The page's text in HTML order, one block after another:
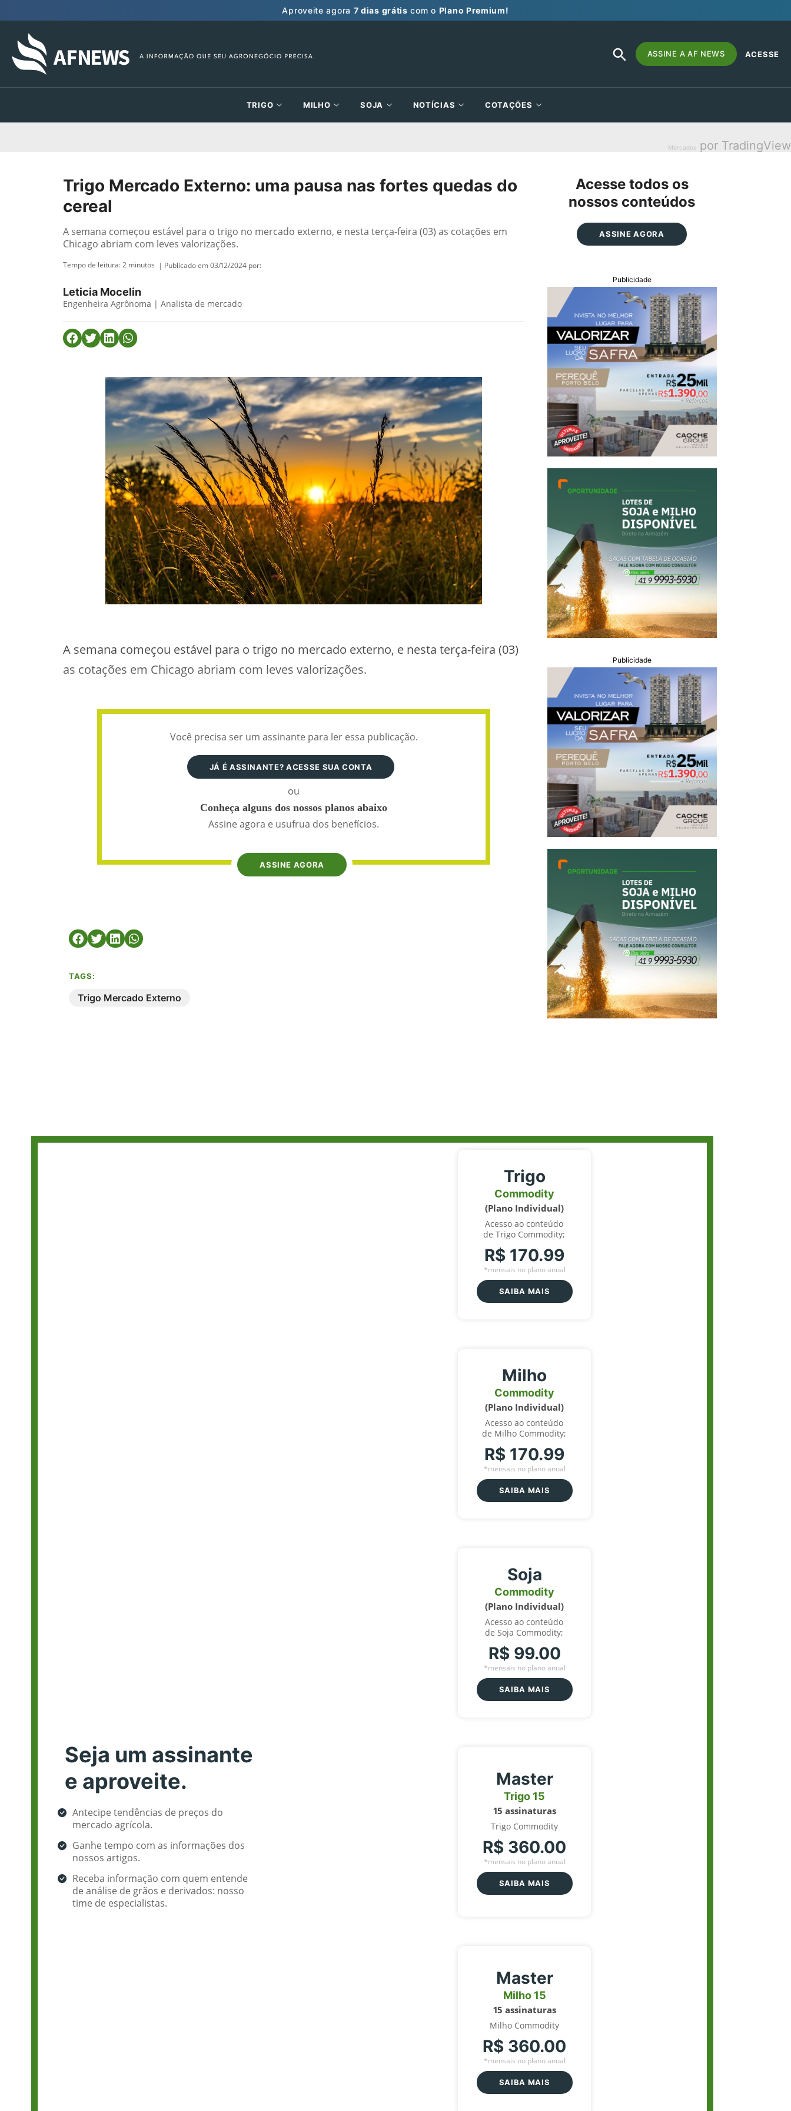
Aproveite agora 7 dias grátis com o Plano Premium!
Search
for:
SEARCH
BUTTON
ASSINE A AF NEWS ACESSE
TRIGO MILHO SOJA NOTÍCIAS COTAÇÕES
Mercados por TradingView
Trigo Mercado Externo: uma pausa nas fortes quedas do
cereal
A semana começou estável para o trigo no mercado externo, e nesta terça-feira (03) as cotações em
Chicago abriam com leves valorizações.
Tempo de leitura:2 minutos | Publicado em 03/12/2024 por:
Leticia Mocelin
Engenheira Agrônoma | Analista de mercado
A semana começou estável para o trigo no mercado externo, e nesta terça-feira (03)
as cotações em Chicago abriam com leves valorizações.
Você precisa ser um assinante para ler essa publicação.
JÁ É ASSINANTE? ACESSE SUA CONTA
ou
Conheça alguns dos nossos planos abaixo
Assine agora e usufrua dos benefícios.
ASSINE AGORA
TAGS:
Trigo Mercado Externo
Acesse todos os
nossos conteúdos
ASSINE AGORA
Publicidade
Publicidade
Seja um assinante
e aproveite.
Antecipe tendências de preços do
mercado agrícola.
Ganhe tempo com as informações dos
nossos artigos.
Receba informação com quem entende
de análise de grãos e derivados: nosso
time de especialistas.
Trigo
Commodity
(Plano Individual)
Acesso ao conteúdo
de Trigo Commodity;
R$ 170.99
*mensais no plano anual
SAIBA MAIS
Milho
Commodity
(Plano Individual)
Acesso ao conteúdo
de Milho Commodity;
R$ 170.99
*mensais no plano anual
SAIBA MAIS
Soja
Commodity
(Plano Individual)
Acesso ao conteúdo
de Soja Commodity;
R$ 99.00
*mensais no plano anual
SAIBA MAIS
Master
Trigo 15
15 assinaturas
Trigo Commodity
R$ 360.00
*mensais no plano anual
SAIBA MAIS
Master
Milho 15
15 assinaturas
Milho Commodity
R$ 360.00
*mensais no plano anual
SAIBA MAIS